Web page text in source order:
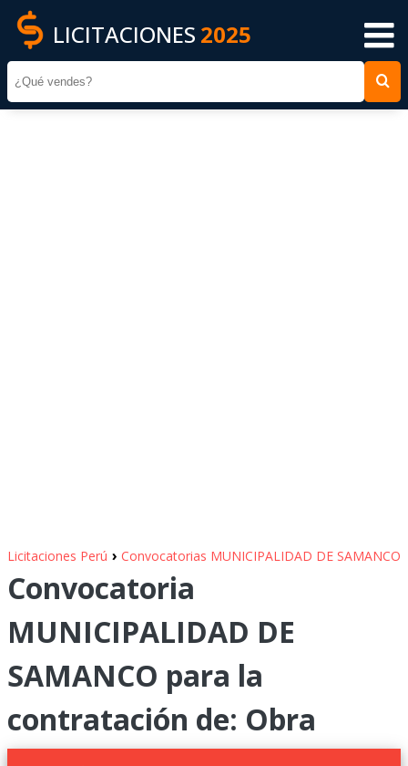
LICITACIONES 2025
Licitaciones Perú › Convocatorias MUNICIPALIDAD DE SAMANCO
Convocatoria
MUNICIPALIDAD DE
SAMANCO para la
contratación de: Obra